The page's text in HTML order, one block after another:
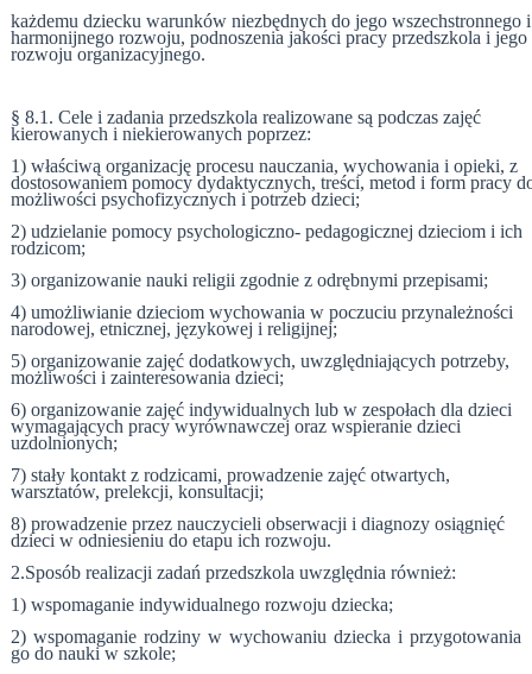
każdemu dziecku warunków niezbędnych do jego wszechstronnego i
harmonijnego rozwoju, podnoszenia jakości pracy przedszkola i jego
rozwoju organizacyjnego.
§ 8.1. Cele i zadania przedszkola realizowane są podczas zajęć
kierowanych i niekierowanych poprzez:
1) właściwą organizację procesu nauczania, wychowania i opieki, z
dostosowaniem pomocy dydaktycznych, treści, metod i form pracy
możliwości psychofizycznych i potrzeb dzieci;
2) udzielanie pomocy psychologiczno- pedagogicznej dzieciom i ich
rodzicom;
3) organizowanie nauki religii zgodnie z odrębnymi przepisami;
4) umożliwianie dzieciom wychowania w poczuciu przynależności
narodowej, etnicznej, językowej i religijnej;
5) organizowanie zajęć dodatkowych, uwzględniających potrzeby,
możliwości i zainteresowania dzieci;
6) organizowanie zajęć indywidualnych lub w zespołach dla dzieci
wymagających pracy wyrównawczej oraz wspieranie dzieci
uzdolnionych;
7) stały kontakt z rodzicami, prowadzenie zajęć otwartych,
warsztatów, prelekcji, konsultacji;
8) prowadzenie przez nauczycieli obserwacji i diagnozy osiągnięć
dzieci w odniesieniu do etapu ich rozwoju.
2.Sposób realizacji zadań przedszkola uwzględnia również:
1) wspomaganie indywidualnego rozwoju dziecka;
2) wspomaganie rodziny w wychowaniu dziecka i przygotowania
go do nauki w szkole;